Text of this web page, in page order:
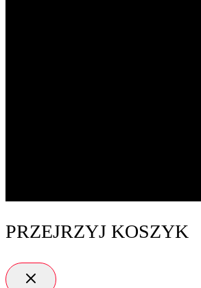
PRZEJRZYJ KOSZYK